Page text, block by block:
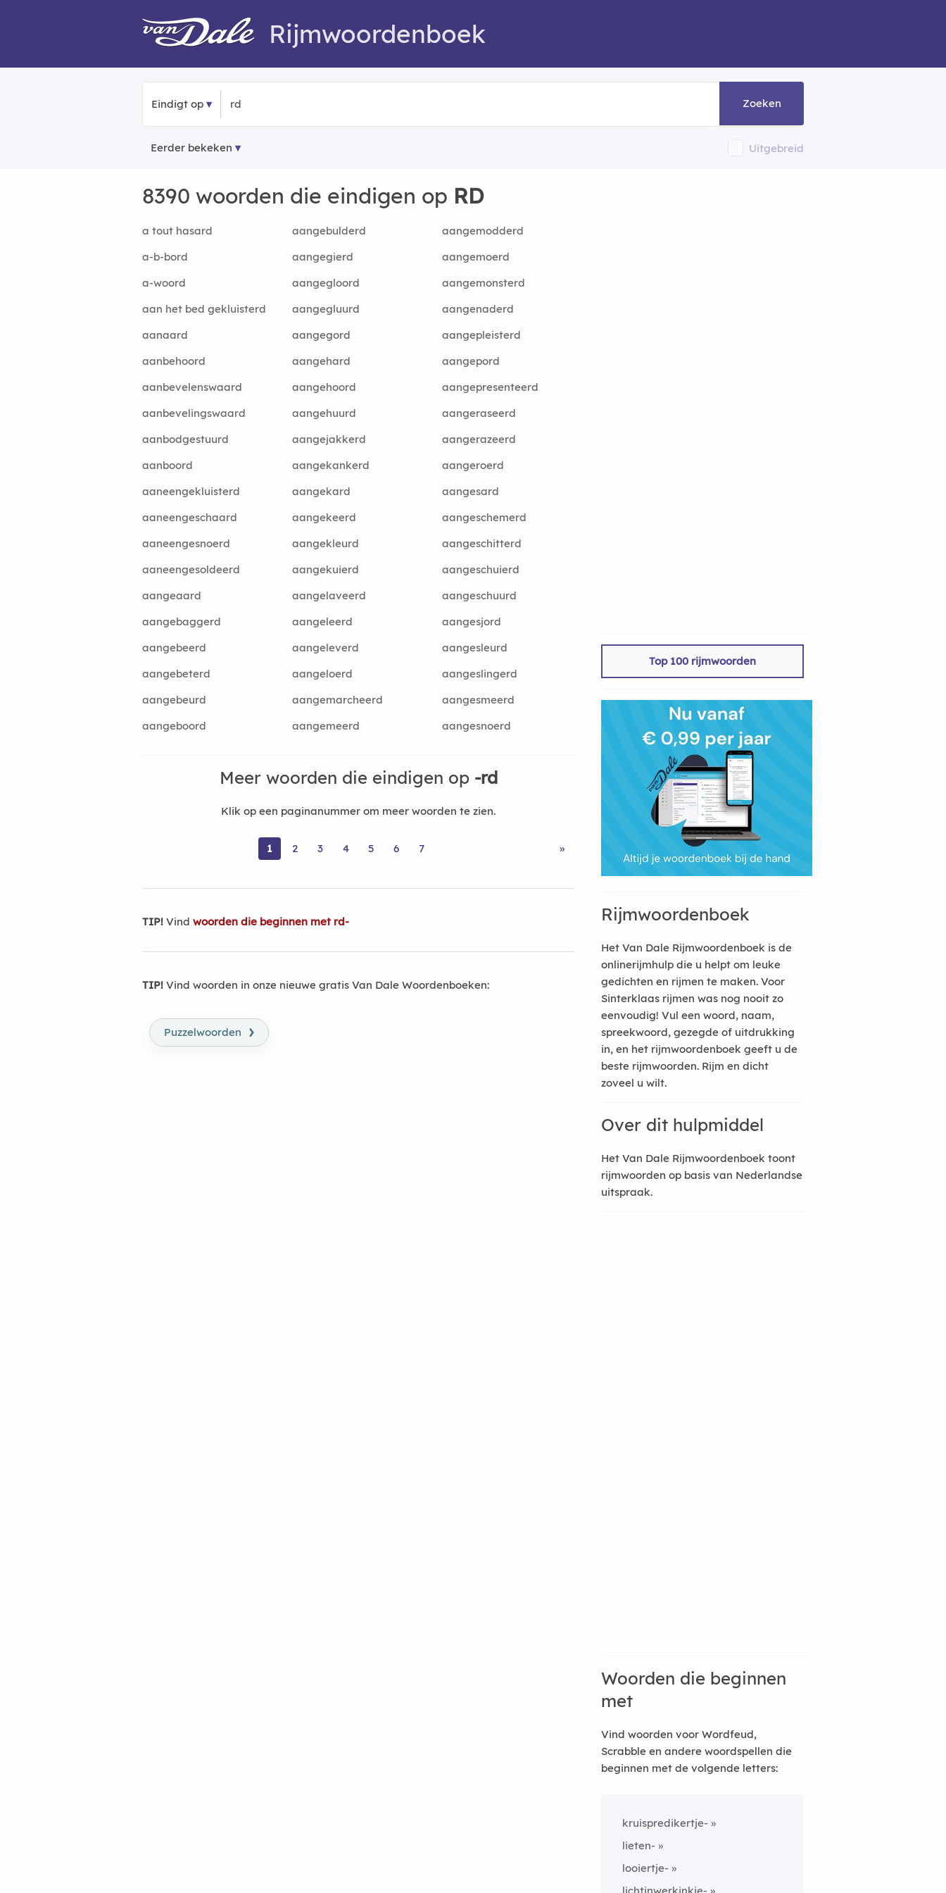
Rijmwoordenboek
Eindigt op Zoeken
Eerder bekeken Uitgebreid
8390 woorden die eindigen op RD
a tout hasard aangebulderd
aangemodderd
a-b-bord
aangegierd
aangemoerd
a-woord
aangegloord
aangemonsterd
aan het bed gekluisterd
aangegluurd
aangenaderd
aanaard
aangegord
aangepleisterd
aanbehoord
aangehard
aangepord
aanbevelenswaard
aangehoord
aangepresenteerd
aanbevelingswaard
aangehuurd
aangeraseerd
aanbodgestuurd
aangejakkerd
aangerazeerd
aanboord
aangekankerd
aangeroerd
aaneengekluisterd
aangekard
aangesard
aaneengeschaard
aangekeerd
aangeschemerd
aaneengesnoerd
aangekleurd
aangeschitterd
aaneengesoldeerd
aangekuierd
aangeschuierd
aangeaard
aangelaveerd
aangeschuurd
aangebaggerd
aangeleerd
aangesjord
aangebeerd
aangeleverd
aangesleurd
aangebeterd
aangeloerd
aangeslingerd
aangebeurd
aangemarcheerd
aangesmeerd
aangeboord
aangemeerd aangesnoerd
Meer woorden die eindigen op -rd
Klik op een paginanummer om meer woorden te zien.
1 2 3 4 5 6 7 »
TIP! Vind woorden die beginnen met rd-
TIP! Vind woorden in onze nieuwe gratis Van Dale Woordenboeken:
Puzzelwoorden ›
Top 100 rijmwoorden
Rijmwoordenboek
Het Van Dale Rijmwoordenboek is de
onlinerijmhulp die u helpt om leuke
gedichten en rijmen te maken. Voor
Sinterklaas rijmen was nog nooit zo
eenvoudig! Vul een woord, naam,
spreekwoord, gezegde of uitdrukking
in, en het rijmwoordenboek geeft u de
beste rijmwoorden. Rijm en dicht
zoveel u wilt.
Over dit hulpmiddel
Het Van Dale Rijmwoordenboek toont
rijmwoorden op basis van Nederlandse
uitspraak.
Woorden die beginnen
met
Vind woorden voor Wordfeud,
Scrabble en andere woordspellen die
beginnen met de volgende letters:
kruispredikertje-
lieten-
looiertje-